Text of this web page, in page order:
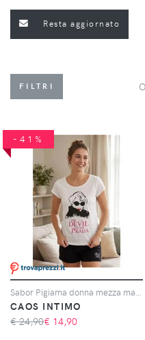
Resta aggiornato
FILTRI
-41%
CAOS INTIMO
€ 24,90€ 14,90